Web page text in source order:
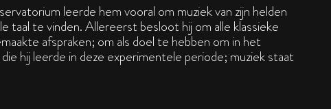
leerde hem vooral om muziek van zijn helden
taal te vinden. Allereerst besloot hij om alle klassieke
afspraken; om als doel te hebben om in het
hij leerde in deze experimentele periode; muziek staat